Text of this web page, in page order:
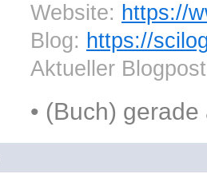
Website: https://
Blog: https://
Aktueller
• (Buch) gerade